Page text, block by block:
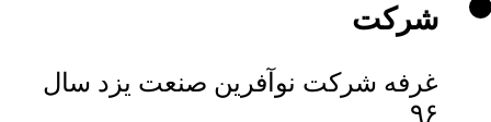
شرکت
غرفه شرکت نوآفرین صنعت یزد سال
۹۶